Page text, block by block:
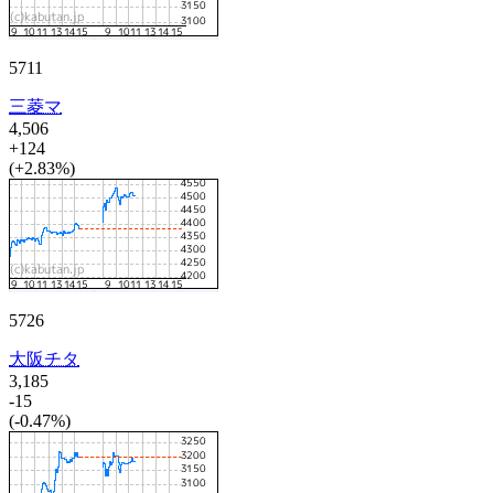
5711
三菱マ
4,506
+124
(+2.83%)
5726
大阪チタ
3,185
-15
(-0.47%)